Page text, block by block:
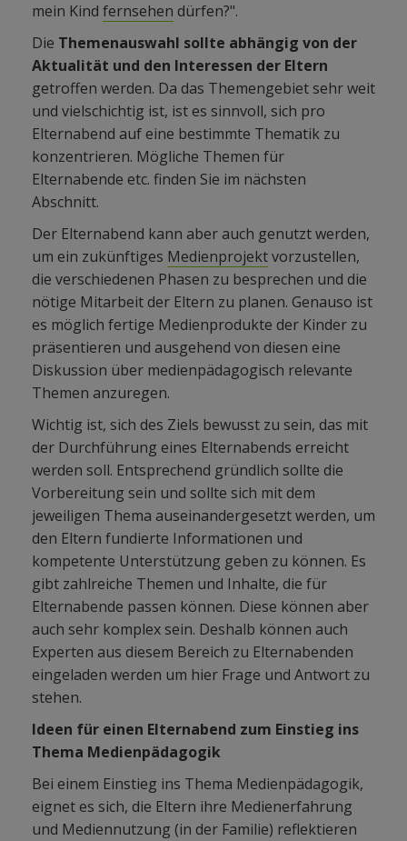
mein Kind fernsehen dürfen?".
Die Themenauswahl sollte abhängig von der
Aktualität und den Interessen der Eltern
getroffen werden. Da das Themengebiet sehr weit
und vielschichtig ist, ist es sinnvoll, sich pro
Elternabend auf eine bestimmte Thematik zu
konzentrieren. Mögliche Themen für
Elternabende etc. finden Sie im nächsten
Abschnitt.
Der Elternabend kann aber auch genutzt werden,
um ein zukünftiges Medienprojektvorzustellen,
die verschiedenen Phasen zu besprechen und die
nötige Mitarbeit der Eltern zu planen. Genauso ist
es möglich fertige Medienprodukte der Kinder zu
präsentieren und ausgehend von diesen eine
Diskussion über medienpädagogisch relevante
Themen anzuregen.
Wichtig ist, sich des Ziels bewusst zu sein, das mit
der Durchführung eines Elternabends erreicht
werden soll. Entsprechend gründlich sollte die
Vorbereitung sein und sollte sich mit dem
jeweiligen Thema auseinandergesetzt werden, um
den Eltern fundierte Informationen und
kompetente Unterstützung geben zu können. Es
gibt zahlreiche Themen und Inhalte, die für
Elternabende passen können. Diese können aber
auch sehr komplex sein. Deshalb können auch
Experten aus diesem Bereich zu Elternabenden
eingeladen werden um hier Frage und Antwort zu
stehen.
Ideen für einen Elternabend zum Einstieg ins
Thema Medienpädagogik
Bei einem Einstieg ins Thema Medienpädagogik,
eignet es sich, die Eltern ihre Medienerfahrung
und Mediennutzung (in der Familie) reflektieren